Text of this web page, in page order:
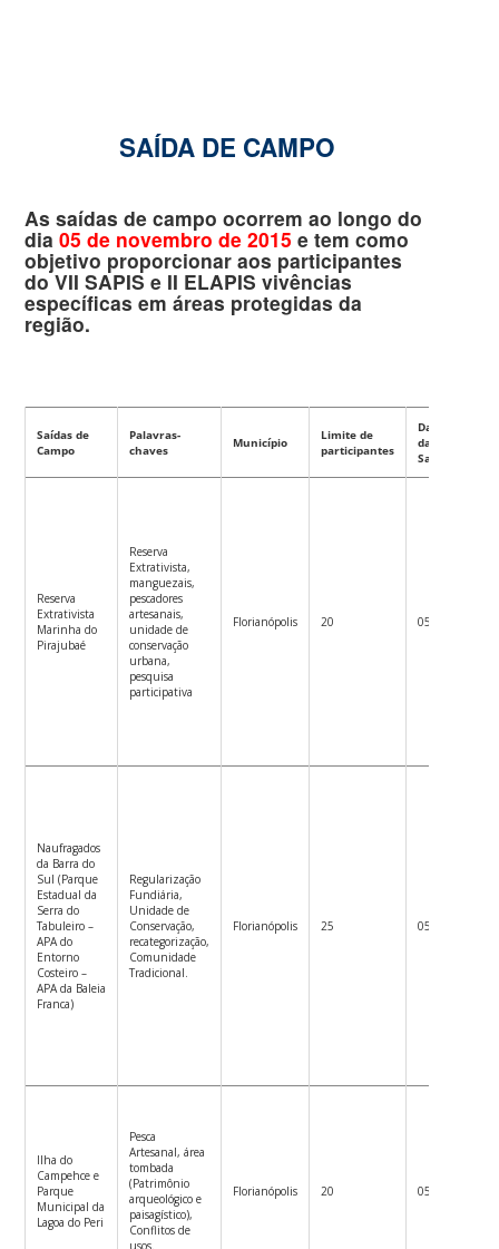
SAÍDA DE CAMPO
As saídas de campo ocorrem ao longo do
dia 05 de novembro de 2015 e tem como
objetivo proporcionar aos participantes
do VII SAPIS e II ELAPIS vivências
específicas em áreas protegidas da
região.
Saídas de
Campo
Palavras-
chaves
Município
Limite de
participantes
Data
da
Saída
Reserva
Extrativista
Marinha do
Pirajubaé
Reserva
Extrativista,
manguezais,
pescadores
artesanais,
unidade de
conservação
urbana,
pesquisa
participativa
Florianópolis 20 05/nov
Naufragados
da Barra do
Sul (Parque
Estadual da
Serra do
Tabuleiro –
APA do
Entorno
Costeiro –
APA da Baleia
Franca)
Regularização
Fundiária,
Unidade de
Conservação,
recategorização,
Comunidade
Tradicional.
Florianópolis 25 05/nov
Ilha do
Campehce e
Parque
Municipal da
Lagoa do Peri
Pesca
Artesanal, área
tombada
(Patrimônio
arqueológico e
paisagístico),
Conflitos de
Florianópolis 20 05/nov